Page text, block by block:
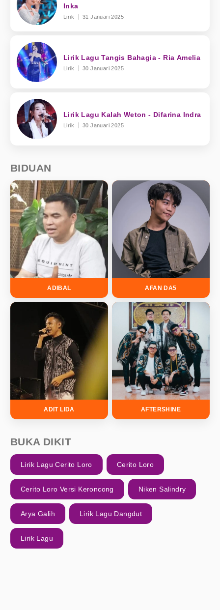
Inka
Lirik 31 Januari 2025
Lirik Lagu Tangis Bahagia - Ria Amelia
Lirik 30 Januari 2025
Lirik Lagu Kalah Weton - Difarina Indra
Lirik 30 Januari 2025
BIDUAN
ADIBAL AFAN DA5
ADIT LIDA AFTERSHINE
BUKA DIKIT
Lirik Lagu Cerito Loro Cerito Loro
Cerito Loro Versi Keroncong Niken Salindry
Arya Galih Lirik Lagu Dangdut
Lirik Lagu